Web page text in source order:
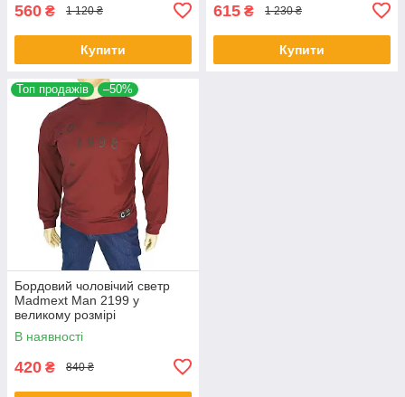
560 ₴ 1 120 ₴
Купити
615 ₴ 1 230 ₴
Купити
Топ продажів –50%
Бордовий чоловічий светр
Madmext Man 2199 у
великому розмірі
В наявності
420 ₴ 840 ₴